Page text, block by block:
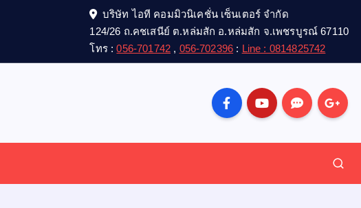
บริษัท ไอที คอมมิวนิเคชั่น เซ็นเตอร์ จำกัด
124/26 ถ.คชเสนีย์ ต.หล่มสัก อ.หล่มสัก จ.เพชรบูรณ์ 67110
โทร :056-701742 , 056-702396 : Line : 0814825742